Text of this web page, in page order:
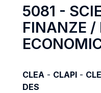
5081 -
FINANZE /
CLEA - CLAPI -
DES